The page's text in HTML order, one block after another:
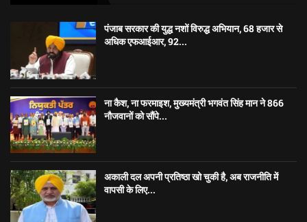
पंजाब सरकार की युद्ध नशों विरुद्ध अभियान, 68 हजार से
अधिक एफआईआर, 92...
ना कैश, ना फरमाइश, मुख्यमंत्री भगवंत सिंह मान ने 866
नौजवानों को सौंपे...
अकाली दल अपनी प्रतिष्ठा खो चुकी है, अब राजनीति में
वापसी के लिए...